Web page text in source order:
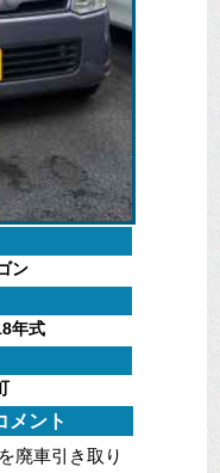
ン
年式
メント
廃車引き取り